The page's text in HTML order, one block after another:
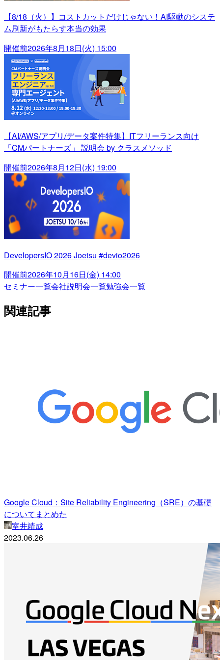
【8/18（火）】コストカットだけじゃない！AI駆動のシステ
ム刷新がもたらす本当の効果
開催前2026年8月18日(火) 15:00
【AI/AWS/アプリ/データ案件特集】ITフリーランス向け
「CMパートナーズ」 説明会 by クラスメソッド
開催前2026年8月12日(水) 19:00
DevelopersIO 2026 Joetsu #devio2026
開催前2026年10月16日(金) 14:00
セミナー一覧会社説明会一覧勉強会一覧
関連記事
Google Cloud：Site Reliability Engineering（SRE）の基礎
についてまとめた
室井靖成
2023.06.26